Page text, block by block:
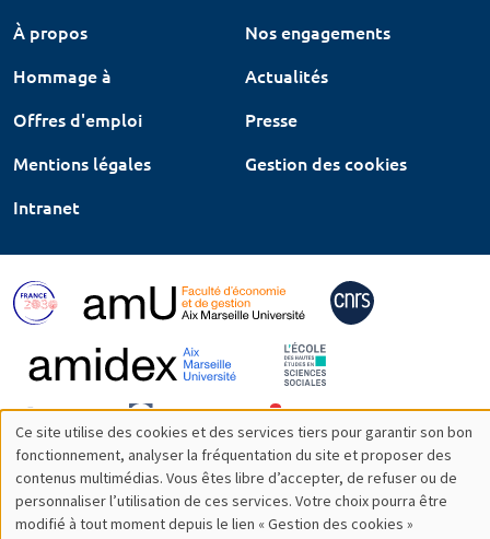
À propos
Nos engagements
Hommage à
Actualités
Offres d'emploi
Presse
Mentions légales
Gestion des cookies
Intranet
Utilisation
des
Ce site utilise des cookies et des services tiers pour garantir son bon
fonctionnement, analyser la fréquentation du site et proposer des
contenus multimédias. Vous êtes libre d’accepter, de refuser ou de
personnaliser l’utilisation de ces services. Votre choix pourra être
modifié à tout moment depuis le lien « Gestion des cookies »